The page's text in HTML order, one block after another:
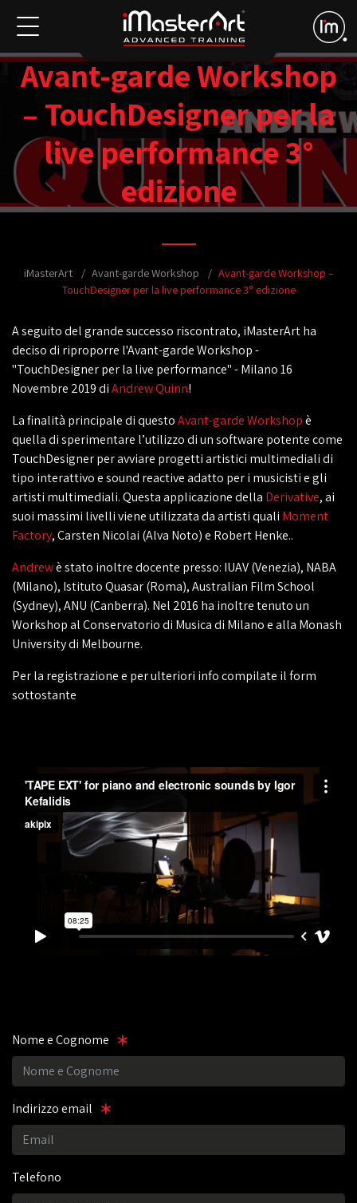
Avant-garde Workshop
– TouchDesigner per la
live performance 3°
edizione
iMasterArt Avant-garde Workshop
Avant-garde Workshop –
TouchDesigner per la live performance 3° edizione
A seguito del grande successo riscontrato, iMasterArt ha
deciso di riproporre l'Avant-garde Workshop -
"TouchDesigner per la live performance" - Milano 16
Novembre 2019 diAndrew Quinn!
La finalità principale di questoAvant-garde Workshopè
quella di sperimentare l’utilizzo di un software potente come
TouchDesigner per avviare progetti artistici multimediali di
tipo interattivo e sound reactive adatto per i musicisti e gli
artisti multimediali. Questa applicazione della Derivative, ai
suoi massimi livelli viene utilizzata da artisti quali Moment
Factory, Carsten Nicolai (Alva Noto) e Robert Henke..
Andrewè stato inoltre docente presso: IUAV (Venezia), NABA
(Milano), Istituto Quasar (Roma), Australian Film School
(Sydney), ANU (Canberra). Nel 2016 ha inoltre tenuto un
Workshop al Conservatorio di Musica di Milano e alla Monash
University di Melbourne.
Per la registrazione e per ulteriori info compilate il form
sottostante
Nome e Cognome
Indirizzo email
Telefono